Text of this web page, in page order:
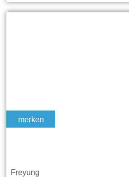
merken
Freyung